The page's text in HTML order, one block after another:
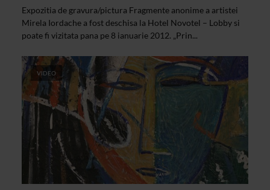
Expozitia de gravura/pictura Fragmente anonime a artistei
Mirela Iordache a fost deschisa la Hotel Novotel – Lobby si
poate fi vizitata pana pe 8 ianuarie 2012. „Prin...
VIDEO